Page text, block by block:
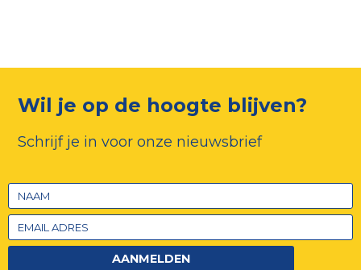
Wil je op de hoogte blijven?
Schrijf je in voor onze nieuwsbrief
AANMELDEN